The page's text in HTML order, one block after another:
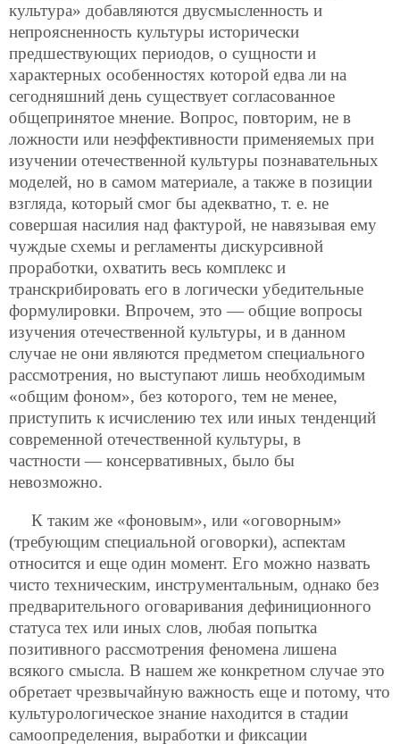
культура» добавляются двусмысленность и
непроясненность культуры исторически
предшествующих периодов, о сущности и
характерных особенностях которой едва ли на
сегодняшний день существует согласованное
общепринятое мнение. Вопрос, повторим, не в
ложности или неэффективности применяемых при
изучении отечественной культуры познавательных
моделей, но в самом материале, а также в позиции
взгляда, который смог бы адекватно, т. е. не
совершая насилия над фактурой, не навязывая ему
чуждые схемы и регламенты дискурсивной
проработки, охватить весь комплекс и
транскрибировать его в логически убедительные
формулировки. Впрочем, это — общие вопросы
изучения отечественной культуры, и в данном
случае не они являются предметом специального
рассмотрения, но выступают лишь необходимым
«общим фоном», без которого, тем не менее,
приступить к исчислению тех или иных тенденций
современной отечественной культуры, в
частности — консервативных, было бы
невозможно.
К таким же «фоновым», или «оговорным»
(требующим специальной оговорки), аспектам
относится и еще один момент. Его можно назвать
чисто техническим, инструментальным, однако без
предварительного оговаривания дефиниционного
статуса тех или иных слов, любая попытка
позитивного рассмотрения феномена лишена
всякого смысла. В нашем же конкретном случае это
обретает чрезвычайную важность еще и потому, что
культурологическое знание находится в стадии
самоопределения, выработки и фиксации